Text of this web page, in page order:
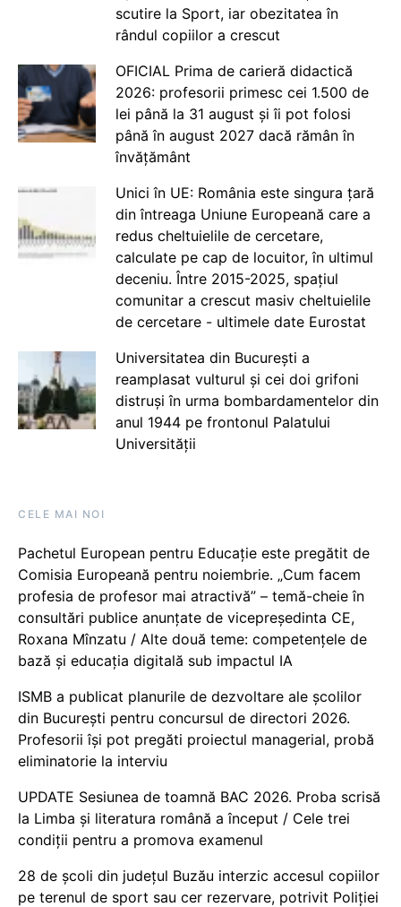
scutire la Sport, iar obezitatea în
rândul copiilor a crescut
OFICIAL Prima de carieră didactică
2026: profesorii primesc cei 1.500 de
lei până la 31 august și îi pot folosi
până în august 2027 dacă rămân în
învățământ
Unici în UE: România este singura țară
din întreaga Uniune Europeană care a
redus cheltuielile de cercetare,
calculate pe cap de locuitor, în ultimul
deceniu. Între 2015-2025, spațiul
comunitar a crescut masiv cheltuielile
de cercetare - ultimele date Eurostat
Universitatea din București a
reamplasat vulturul și cei doi grifoni
distruși în urma bombardamentelor din
anul 1944 pe frontonul Palatului
Universității
CELE MAI NOI
Pachetul European pentru Educație este pregătit de
Comisia Europeană pentru noiembrie. „Cum facem
profesia de profesor mai atractivă” – temă-cheie în
consultări publice anunțate de vicepreședinta CE,
Roxana Mînzatu / Alte două teme: competențele de
bază și educația digitală sub impactul IA
ISMB a publicat planurile de dezvoltare ale școlilor
din București pentru concursul de directori 2026.
Profesorii își pot pregăti proiectul managerial, probă
eliminatorie la interviu
UPDATE Sesiunea de toamnă BAC 2026. Proba scrisă
la Limba și literatura română a început / Cele trei
condiții pentru a promova examenul
28 de școli din județul Buzău interzic accesul copiilor
pe terenul de sport sau cer rezervare, potrivit Poliției